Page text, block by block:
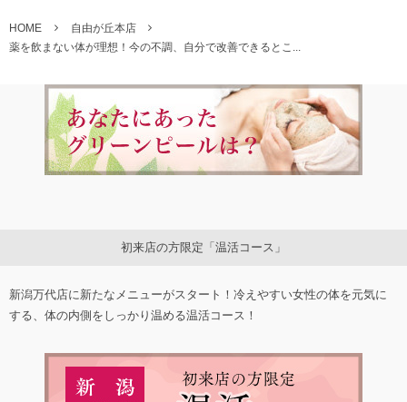
HOME
自由が丘本店
薬を飲まない体が理想！今の不調、自分で改善できるとこ...
初来店の方限定「温活コース」
新潟万代店に新たなメニューがスタート！冷えやすい女性の体を元気に
する、体の内側をしっかり温める温活コース！